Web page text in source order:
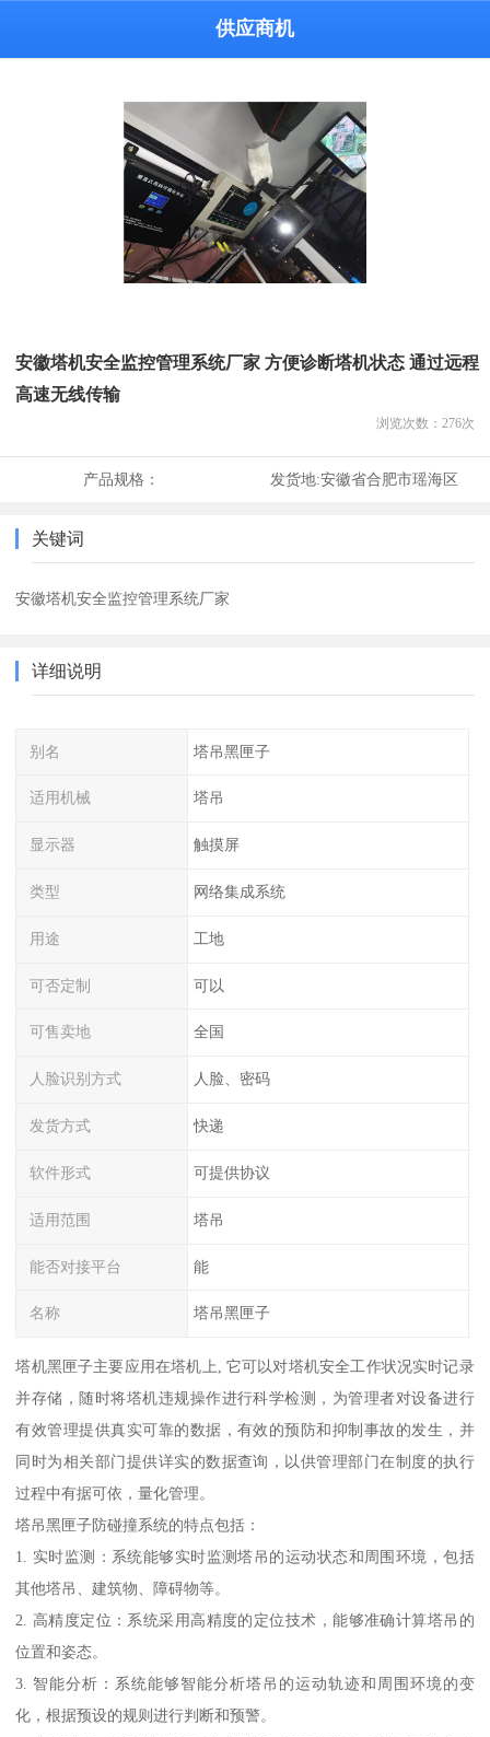
供应商机
安徽塔机安全监控管理系统厂家 方便诊断塔机状态 通过远程
高速无线传输
浏览次数： 276次
产品规格： 发货地:安徽省合肥市瑶海区
关键词
安徽塔机安全监控管理系统厂家
详细说明
别名 塔吊黑匣子
适用机械 塔吊
显示器 触摸屏
类型 网络集成系统
用途 工地
可否定制 可以
可售卖地 全国
人脸识别方式 人脸、密码
发货方式 快递
软件形式 可提供协议
适用范围 塔吊
能否对接平台 能
名称 塔吊黑匣子
塔机黑匣子主要应用在塔机上, 它可以对塔机安全工作状况实时记录
并存储，随时将塔机违规操作进行科学检测，为管理者对设备进行
有效管理提供真实可靠的数据，有效的预防和抑制事故的发生，并
同时为相关部门提供详实的数据查询，以供管理部门在制度的执行
过程中有据可依，量化管理。
塔吊黑匣子防碰撞系统的特点包括：
1. 实时监测：系统能够实时监测塔吊的运动状态和周围环境，包括
其他塔吊、建筑物、障碍物等。
2. 高精度定位：系统采用高精度的定位技术，能够准确计算塔吊的
位置和姿态。
3. 智能分析：系统能够智能分析塔吊的运动轨迹和周围环境的变
化，根据预设的规则进行判断和预警。